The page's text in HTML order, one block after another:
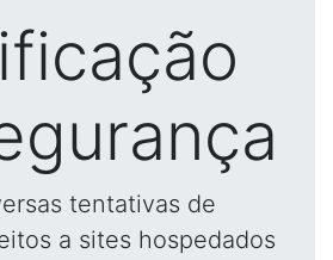
tentativas de
a sites hospedados